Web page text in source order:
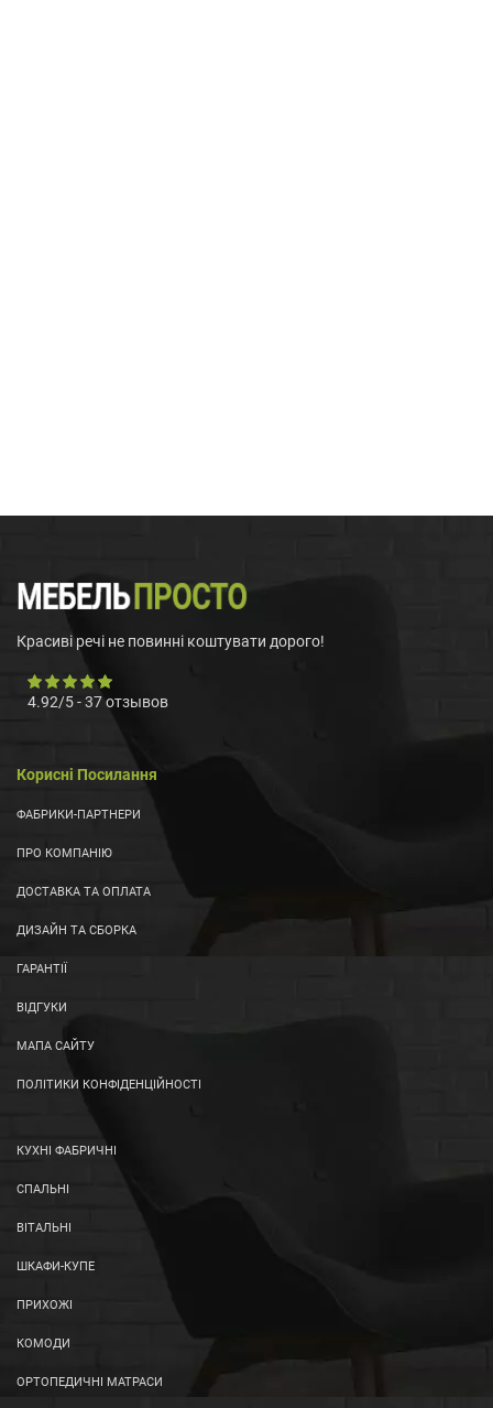
Красиві речі не повинні коштувати дорого!
4.92/5-37отзывов
Корисні Посилання
ФАБРИКИ-ПАРТНЕРИ
ПРО КОМПАНІЮ
ДОСТАВКА ТА ОПЛАТА
ДИЗАЙН ТА СБОРКА
ГАРАНТІЇ
ВІДГУКИ
МАПА САЙТУ
ПОЛІТИКИ КОНФІДЕНЦІЙНОСТІ
КУХНІ ФАБРИЧНІ
СПАЛЬНІ
ВІТАЛЬНІ
ШКАФИ-КУПЕ
ПРИХОЖІ
КОМОДИ
ОРТОПЕДИЧНІ МАТРАСИ